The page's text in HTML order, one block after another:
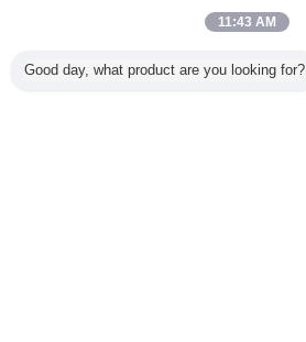
11:43 AM
Good day, what product are you looking for?